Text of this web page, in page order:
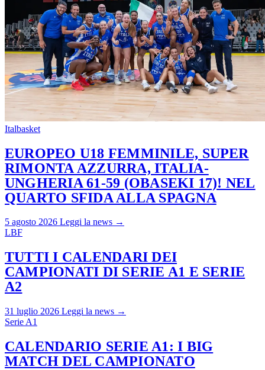
Italbasket
EUROPEO U18 FEMMINILE, SUPER
RIMONTA AZZURRA, ITALIA-
UNGHERIA 61-59 (OBASEKI 17)! NEL
QUARTO SFIDA ALLA SPAGNA
5 agosto 2026 Leggi la news →
LBF
TUTTI I CALENDARI DEI
CAMPIONATI DI SERIE A1 E SERIE
A2
31 luglio 2026 Leggi la news →
Serie A1
CALENDARIO SERIE A1: I BIG
MATCH DEL CAMPIONATO